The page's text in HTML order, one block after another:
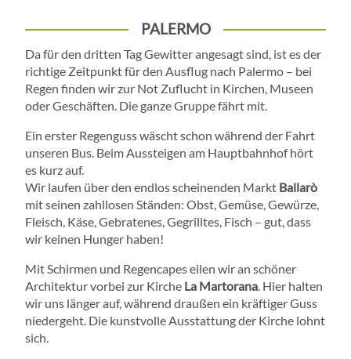
PALERMO
Da für den dritten Tag Gewitter angesagt sind, ist es der
richtige Zeitpunkt für den Ausflug nach Palermo – bei
Regen finden wir zur Not Zuflucht in Kirchen, Museen
oder Geschäften. Die ganze Gruppe fährt mit.
Ein erster Regenguss wäscht schon während der Fahrt
unseren Bus. Beim Aussteigen am Hauptbahnhof hört
es kurz auf.
Wir laufen über den endlos scheinenden Markt Ballarò
mit seinen zahllosen Ständen: Obst, Gemüse, Gewürze,
Fleisch, Käse, Gebratenes, Gegrilltes, Fisch – gut, dass
wir keinen Hunger haben!
Mit Schirmen und Regencapes eilen wir an schöner
Architektur vorbei zur Kirche La Martorana. Hier halten
wir uns länger auf, während draußen ein kräftiger Guss
niedergeht. Die kunstvolle Ausstattung der Kirche lohnt
sich.